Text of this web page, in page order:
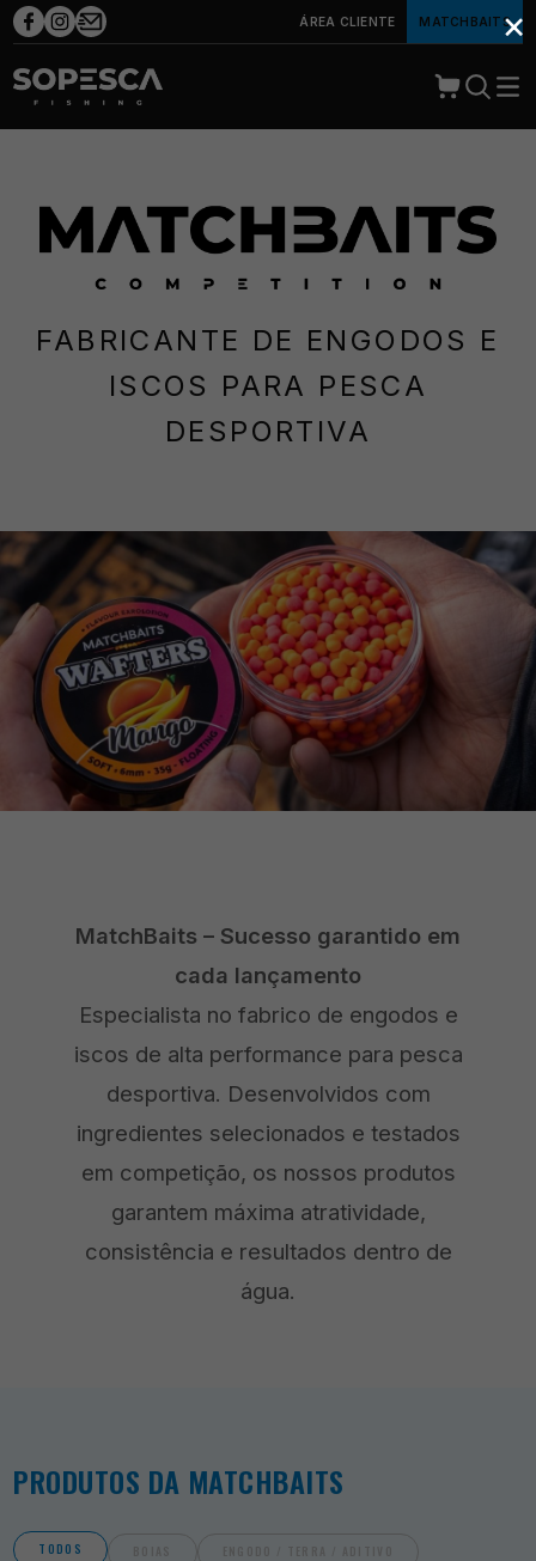
ÁREA CLIENTE MATCHBAITS
FABRICANTE DE ENGODOS E
ISCOS PARA PESCA
DESPORTIVA
MatchBaits – Sucesso garantido em
cada lançamento
Especialista no fabrico de engodos e
iscos de alta performance para pesca
desportiva. Desenvolvidos com
ingredientes selecionados e testados
em competição, os nossos produtos
garantem máxima atratividade,
consistência e resultados dentro de
água.
PRODUTOS DA MATCHBAITS
TODOS
×